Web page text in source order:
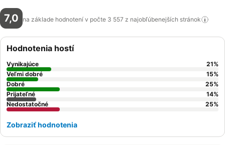
7,0 na základe hodnotení v počte 3 557 z najobľúbenejších stránok
Hodnotenia hostí
Vynikajúce 21%
Veľmi dobré
15%
Dobré
25%
Prijateľné
14%
Nedostatočné
25%
Zobraziť hodnotenia